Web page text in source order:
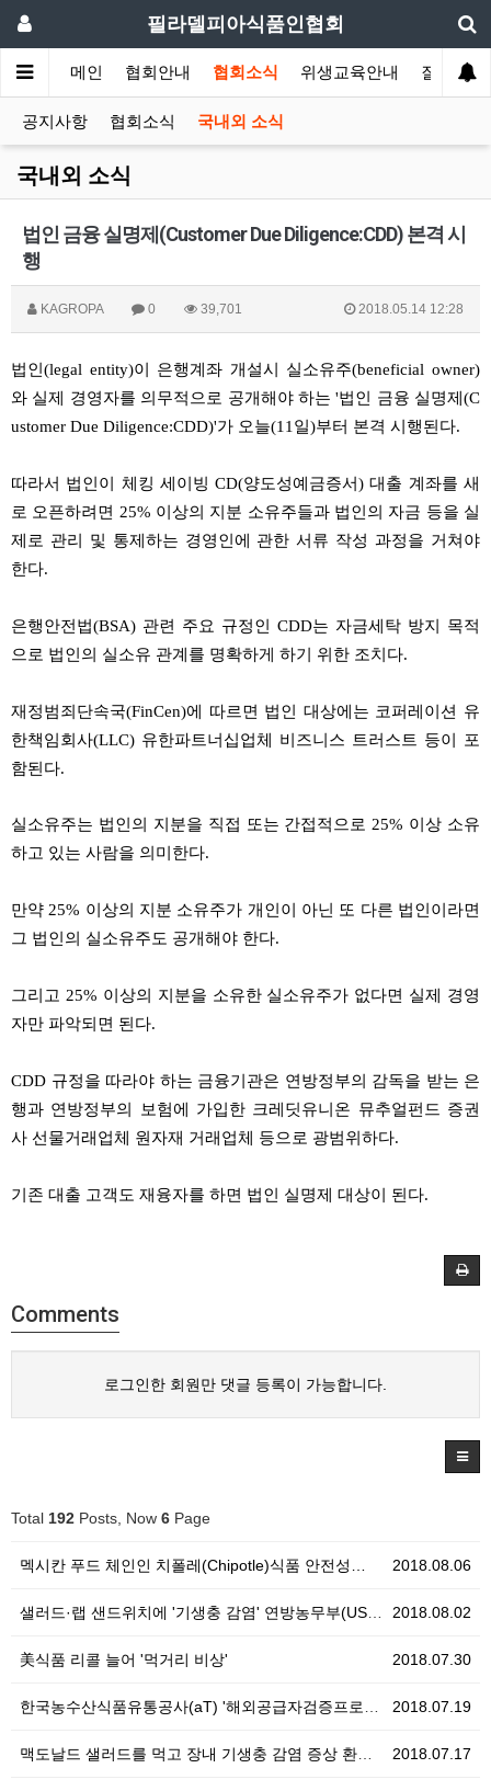
필라델피아식품인협회
메인 협회안내 협회소식 위생교육안내 질의답변
공지사항 협회소식 국내외 소식
국내외 소식
법인 금융 실명제(Customer Due Diligence:CDD) 본격 시
행
KAGROPA 0 39,701 2018.05.14 12:28
법인 (legal entity)이 은행계좌 개설시 실소유주(beneficial owner)
와 실제 경영자를 의무적으로 공개해야 하는 '법인 금융 실명제 (C
ustomer Due Diligence:CDD)'가 오늘(11 일)부터 본격 시행된다.
따라서 법인이 체킹 세이빙 CD(양도성예금증서)대출 계좌를 새
로 오픈하려면 25% 이상의 지분 소유주들과 법인의 자금 등을 실
제로 관리 및 통제하는 경영인에 관한 서류 작성 과정을 거쳐야
한다.
은행안전법(BSA) 관련 주요 규정인 CDD는 자금세탁 방지
목적
으로 법인의 실소유 관계를 명확하게 하기 위한 조치다.
재정범죄단속국(FinCen)에 따르면 법인 대상에는 코퍼레이션
유
한책임회사(LLC) 유한파트너십업체 비즈니스 트러스트 등이
포
함된다.
실소유주는 법인의 지분을 직접 또는 간접적으로 25% 이상 소유
하고 있는 사람을 의미한다.
만약 25% 이상의 지분 소유주가 개인이 아닌 또 다른 법인이라면
그 법인의 실소유주도 공개해야 한다.
그리고 25% 이상의 지분을 소유한 실소유주가 없다면 실제
경영
자만 파악되면 된다.
CDD 규정을 따라야 하는 금융기관은 연방정부의 감독을 받는 은
행과 연방정부의 보험에 가입한 크레딧유니온 뮤추얼펀드 증권
사 선물거래업체 원자재 거래업체 등으로 광범위하다.
기존 대출 고객도 재융자를 하면 법인 실명제 대상이 된다.
Comments
로그인한 회원만 댓글 등록이 가능합니다.
Total 192 Posts, Now 6 Page
2018.08.06
멕시칸 푸드 체인인 치폴레(Chipotle)식품 안전성…
2018.08.02
샐러드·랩 샌드위치에 '기생충 감염' 연방농무부(USD…
2018.07.30
美식품 리콜 늘어 '먹거리 비상'
2018.07.19
한국농수산식품유통공사(aT) '해외공급자검증프로그램(F…
2018.07.17
맥도날드 샐러드를 먹고 장내 기생충 감염 증상 환자 늘…